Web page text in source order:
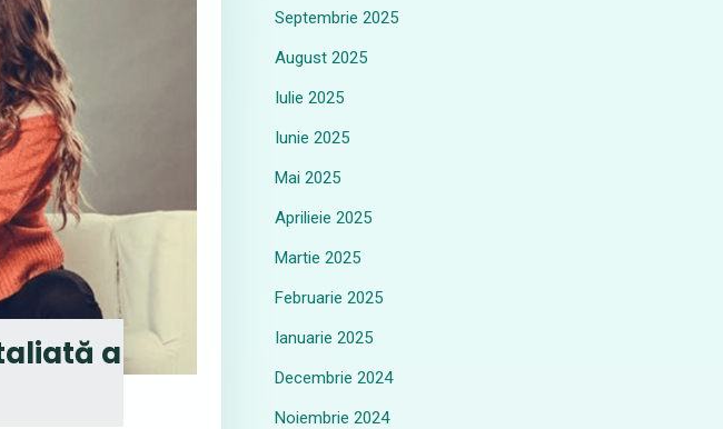
a
Septembrie 2025
August 2025
Iulie 2025
Iunie 2025
Mai 2025
Aprilieie 2025
Martie 2025
Februarie 2025
Ianuarie 2025
Decembrie 2024
Noiembrie 2024